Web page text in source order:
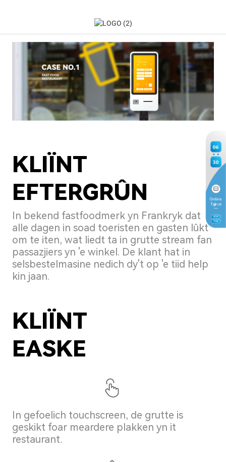
KLIÏNT
EFTERGRÛN
In bekend fastfoodmerk yn Frankryk dat
alle dagen in soad toeristen en gasten lûkt
om te iten, wat liedt ta in grutte stream fan
passazjiers yn 'e winkel. De klant hat in
selsbestelmasine nedich dy't op 'e tiid help
kin jaan.
KLIÏNT
EASKE
In gefoelich touchscreen, de grutte is
geskikt foar meardere plakken yn it
restaurant.
06
30
Online
Tsjinst
8TH
Aug